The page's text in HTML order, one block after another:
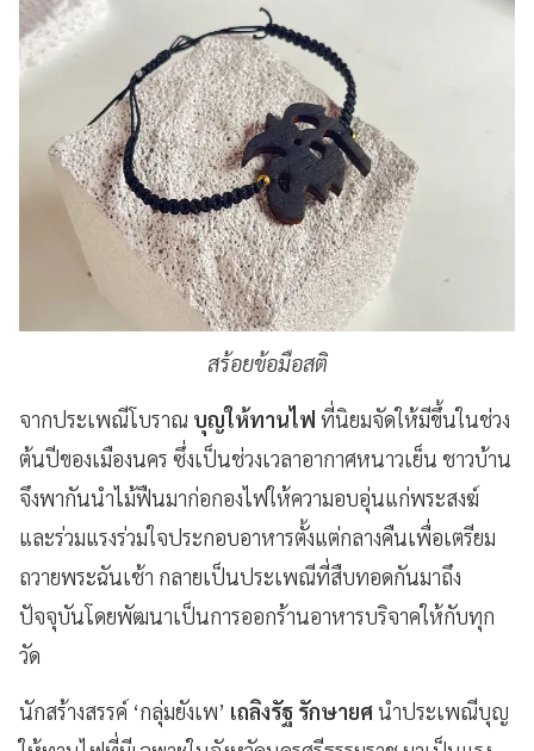
สร้อยข้อมือสติ
จากประเพณีโบราณ บุญให้ทานไฟ ที่นิยมจัดให้มีขึ้นในช่วง
ต้นปีของเมืองนคร ซึ่งเป็นช่วงเวลาอากาศหนาวเย็น ชาวบ้าน
จึงพากันนำไม้ฟืนมาก่อกองไฟให้ความอบอุ่นแก่พระสงฆ์
และร่วมแรงร่วมใจประกอบอาหารตั้งแต่กลางคืนเพื่อเตรียม
ถวายพระฉันเช้า กลายเป็นประเพณีที่สืบทอดกันมาถึง
ปัจจุบันโดยพัฒนาเป็นการออกร้านอาหารบริจาคให้กับทุก
วัด
นักสร้างสรรค์ ‘กลุ่มยังเพ’ เถลิงรัฐ รักษายศนำประเพณีบุญ